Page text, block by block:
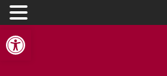
Open toolbar